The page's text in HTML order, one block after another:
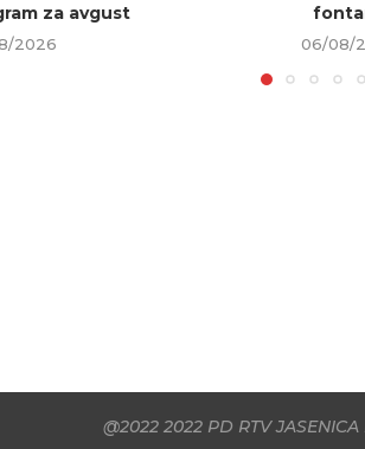
za avgust
2026 06/08/
@2022 2022 PD RTV